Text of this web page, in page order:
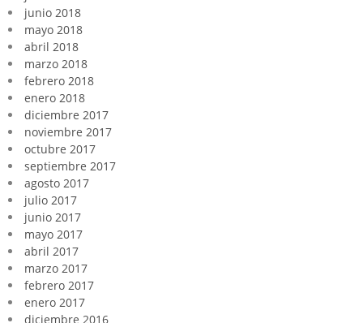
junio 2018
mayo 2018
abril 2018
marzo 2018
febrero 2018
enero 2018
diciembre 2017
noviembre 2017
octubre 2017
septiembre 2017
agosto 2017
julio 2017
junio 2017
mayo 2017
abril 2017
marzo 2017
febrero 2017
enero 2017
diciembre 2016